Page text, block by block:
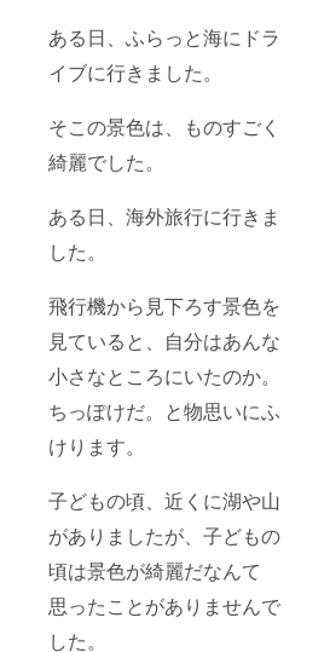
ある日、ふらっと海にドラ
イブに行きました。
そこの景色は、ものすごく
綺麗でした。
ある日、海外旅行に行きま
した。
飛行機から見下ろす景色を
見ていると、自分はあんな
小さなところにいたのか。
ちっぽけだ。と物思いにふ
けります。
子どもの頃、近くに湖や山
がありましたが、子どもの
頃は景色が綺麗だなんて
思ったことがありませんで
した。